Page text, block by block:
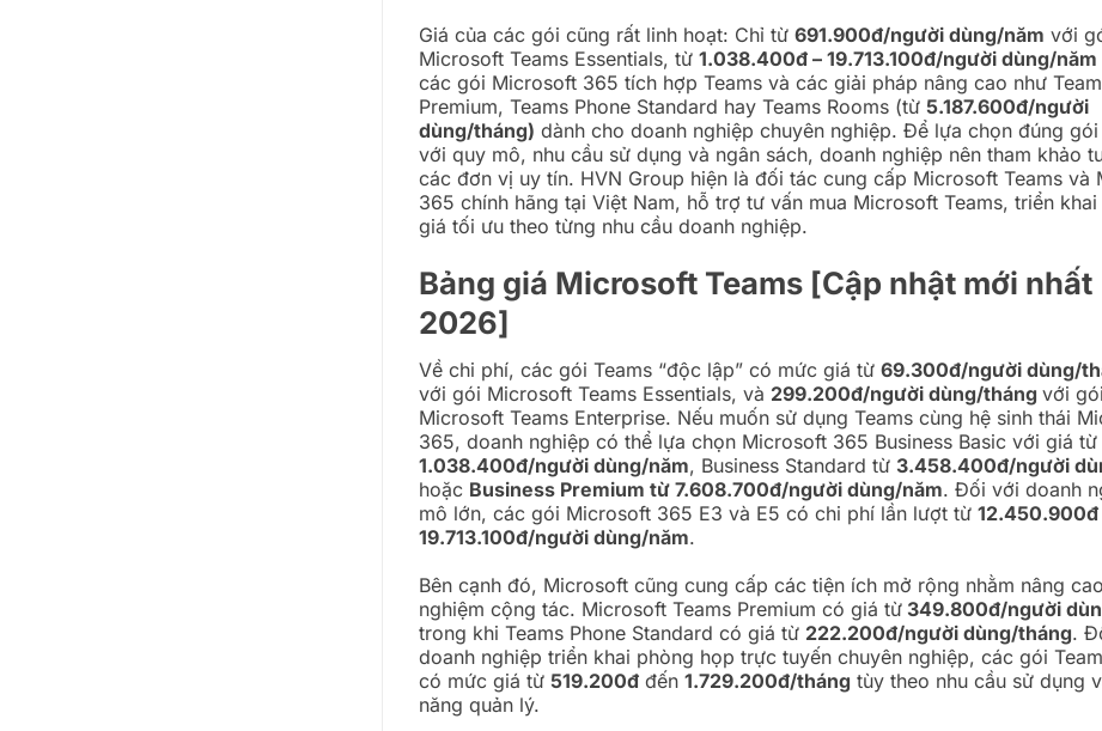
Giá của các gói cũng rất linh hoạt: Chỉ từ691.900đ/người dùng/năm với
Microsoft Teams Essentials, từ1.038.400đ – 19.713.100đ/người dùng/năm
các gói Microsoft 365 tích hợp Teams và các giải pháp nâng cao như
Premium, Teams Phone Standard hay Teams Rooms (từ5.187.600đ/người
dùng/tháng) dành cho doanh nghiệp chuyên nghiệp. Để lựa chọn đúng
với quy mô, nhu cầu sử dụng và ngân sách, doanh nghiệp nên tham khảo
các đơn vị uy tín. HVN Group hiện là đối tác cung cấp Microsoft Teams và
365 chính hãng tại Việt Nam, hỗ trợ tư vấn mua Microsoft Teams, triển
giá tối ưu theo từng nhu cầu doanh nghiệp.
Bảng giá Microsoft Teams [Cập nhật mới nhất
2026]
Về chi phí, các gói Teams “độc lập” có mức giá từ69.300đ/người dùng/
với gói Microsoft Teams Essentials, và 299.200đ/người dùng/thángvới gói
Microsoft Teams Enterprise. Nếu muốn sử dụng Teams cùng hệ sinh thái
365, doanh nghiệp có thể lựa chọn Microsoft 365 Business Basic với giá từ
1.038.400đ/người dùng/năm, Business Standard từ 3.458.400đ/người
hoặc Business Premium từ 7.608.700đ/người dùng/năm. Đối với doanh
mô lớn, các gói Microsoft 365 E3 và E5 có chi phí lần lượt từ12.450.900đ
19.713.100đ/người dùng/năm.
Bên cạnh đó, Microsoft cũng cung cấp các tiện ích mở rộng nhằm nâng
nghiệm cộng tác. Microsoft Teams Premium có giá từ 349.800đ/người
trong khi Teams Phone Standard có giá từ 222.200đ/người dùng/tháng.
doanh nghiệp triển khai phòng họp trực tuyến chuyên nghiệp, các gói
có mức giá từ519.200đ đến1.729.200đ/tháng tùy theo nhu cầu sử dụng
năng quản lý.